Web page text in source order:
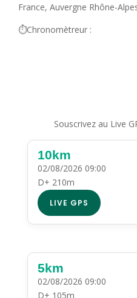
France, Auvergne Rhône-
⏱️Chronomètreur :
Souscrivez au Live
10km
02/08/2026 09:00
D+ 210m
LIVE GPS
5km
02/08/2026 09:00
D+ 105m